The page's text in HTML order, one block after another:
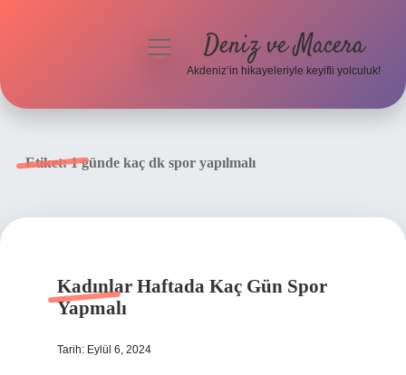
menüyü Deniz ve Macera
Akdeniz’in hikayeleriyle keyifli yolculuk!
Etiket:1 günde kaç dk spor yapılmalı
Kadınlar Haftada Kaç Gün Spor
Yapmalı
Tarih: Eylül 6, 2024